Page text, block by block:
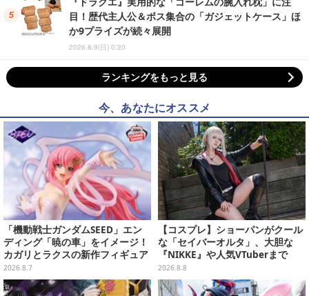
目！歴代主人公＆ボス集合の「ガジェットケース」ほ
か9プライズが続々展開
2026.8.9(日) 0:20
ランキングをもっと見る
今、あなたにオススメ
「機動戦士ガンダムSEED」エン
ディング「暁の車」をイメージ！
カガリとラクスの新作フィギュア
がプライズに
2026.8.7
【コスプレ】ショーパンがクール
な「セイバーオルタ」、大胆な
『NIKKE』や人気VTuberまで
「アコスタ池袋」美女レイヤーま
とめ
2026.8.8